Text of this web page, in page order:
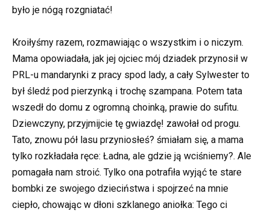
było je nógą rozgniatać!
Kroiłyśmy razem, rozmawiając o wszystkim i o niczym.
Mama opowiadała, jak jej ojciec mój dziadek przynosił w
PRL-u mandarynki z pracy spod lady, a cały Sylwester to
był śledź pod pierzynką i trochę szampana. Potem tata
wszedł do domu z ogromną choinką, prawie do sufitu.
Dziewczyny, przyjmijcie tę gwiazdę! zawołał od progu.
Tato, znowu pół lasu przyniosłeś? śmiałam się, a mama
tylko rozkładała ręce: Ładna, ale gdzie ją wciśniemy?. Ale
pomagała nam stroić. Tylko ona potrafiła wyjąć te stare
bombki ze swojego dzieciństwa i spojrzeć na mnie
ciepło, chowając w dłoni szklanego aniołka: Tego ci